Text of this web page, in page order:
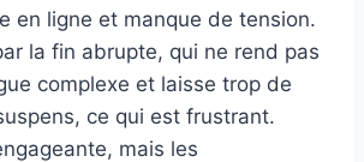
en ligne et manque de tension.
la fin abrupte, qui ne rend pas
complexe et laisse trop de
ce qui est frustrant.
mais les